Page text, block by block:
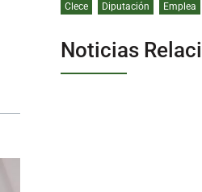
Clece Diputación Emplea
Noticias